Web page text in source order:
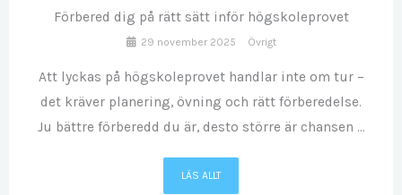
Förbered dig på rätt sätt inför högskoleprovet
29 november 2025 Övrigt
Att lyckas på högskoleprovet handlar inte om tur –
det kräver planering, övning och rätt förberedelse.
Ju bättre förberedd du är, desto större är chansen ...
LÄS ALLT